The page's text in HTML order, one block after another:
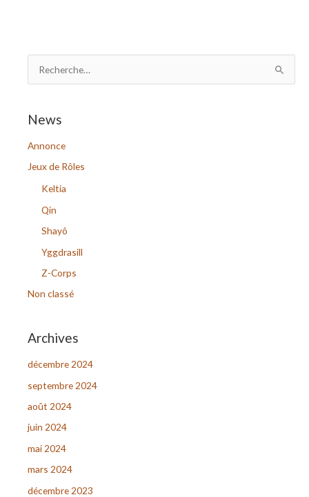
h
e
r
News
Annonce
Jeux de Rôles
Keltia
Qin
Shayô
Yggdrasill
Z-Corps
Non classé
Archives
décembre 2024
septembre 2024
août 2024
juin 2024
mai 2024
mars 2024
décembre 2023